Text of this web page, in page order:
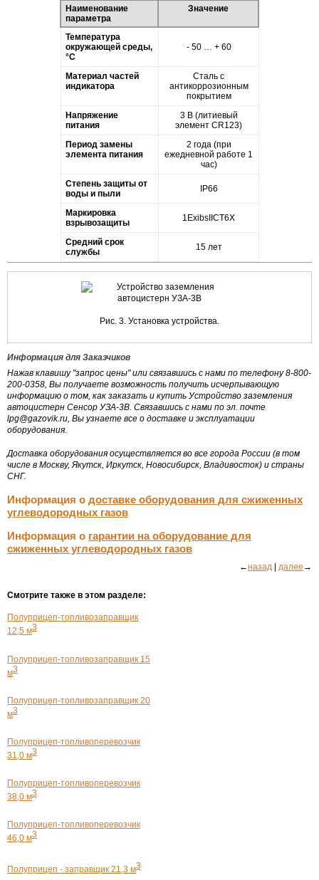
Наименование
параметра
Значение
Температура
окружающей среды,
°С
- 50 … + 60
Материал частей
индикатора
Сталь с
антикоррозионным
покрытием
Напряжение
питания
3 В (литиевый
элемент CR123)
Период замены
элемента питания
2 года (при
ежедневной работе 1
час)
Степень защиты от
воды и пыли
IP66
Маркировка
взрывозащиты
1ExibsIICT6Х
Средний срок
службы
15 лет
Рис. 3. Установка устройства.
Информация для Заказчиков
Нажав клавишу "запрос цены" или связавшись с нами по телефону 8-800-
200-0358, Вы получаете возможность получить исчерпывающую
информацию о том, как заказать и купить Устройство заземления
автоцистерн Сенсор УЗА-3В. Связавшись с нами по эл. почте
lpg@gazovik.ru, Вы узнаете все о доставке и эксплуатации
оборудования.
Доставка оборудования осуществляется во все города России (в том
числе в Москву, Якутск, Иркутск, Новосибирск, Владивосток) и страны
СНГ.
Информация о доставке оборудования для сжиженных
углеводородных газов
Информация о гарантии на оборудование для
сжиженных углеводородных газов
←назад далее →
Смотрите также в этом разделе:
Полуприцеп-топливозаправщик
12,5 м3
Полуприцеп-топливозаправщик 15
м3
Полуприцеп-топливозаправщик 20
м3
Полуприцеп-топливоперевозчик
31,0 м3
Полуприцеп-топливоперевозчик
38,0 м3
Полуприцеп-топливоперевозчик
46,0 м3
Полуприцеп - заправщик 21,3 м3